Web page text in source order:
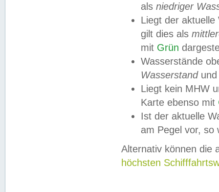
als niedriger
Liegt der
gilt dies als
mit Grün
Wasserstände
Wasserstandund
Liegt kein MHW
Karte ebenso mit
Ist der aktuelle
am Pegel vor,
Alternativ können die
höchsten